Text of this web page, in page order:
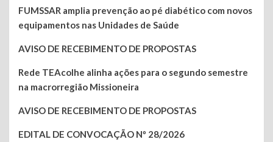
FUMSSAR amplia prevenção ao pé diabético com novos
equipamentos nas Unidades de Saúde
AVISO DE RECEBIMENTO DE PROPOSTAS
Rede TEAcolhe alinha ações para o segundo semestre
na macrorregião Missioneira
AVISO DE RECEBIMENTO DE PROPOSTAS
EDITAL DE CONVOCAÇÃO Nº 28/2026